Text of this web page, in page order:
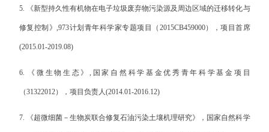
5. 《新型持久性有机物在电子垃圾废弃物污染源及周边区域的迁移转化与
修复控制》,973计划青年科学家专题项目（2015CB459000），项目首席
(2015.01-2019.08)
6. 《微生物生态》,国家自然科学基金优秀青年科学基金项目
（31322012），项目负责人(2014.01-2016.12)
7. 《超微细菌－生物炭联合修复石油污染土壤机理研究》，国家自然科学